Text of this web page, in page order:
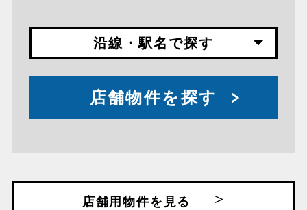
沿線・駅名で探す
店舗物件を探す
店舗用物件を見る